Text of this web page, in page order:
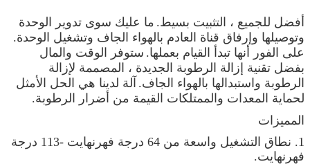
أفضل للجميع ، التثبيت بسيط. ما عليك سوى تدوير الوحدة
وتوصيلها وإرفاق قناة العادم بالهواء الجاف وتشغيل الوحدة.
على الفور أنها تبدأ القيام بعملها. ستوفر الوقت والمال
بفضل تقنية إزالة الرطوبة الجديدة ، المصممة لإزالة
الرطوبة واستبدالها بالهواء الجاف. آلة لدينا هي الحل الأمثل
لحماية المعدات والممتلكات القيمة من أضرار الرطوبة.
المميزات
1. نطاق التشغيل واسعة من 64 درجة فهرنهايت -113 درجة
فهرنهايت.